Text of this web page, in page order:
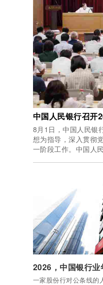
中国人民银行召开
8月1日，中国人民银
想为指导，深入贯彻
一阶段工作。中国人
一家股份行对公条线的